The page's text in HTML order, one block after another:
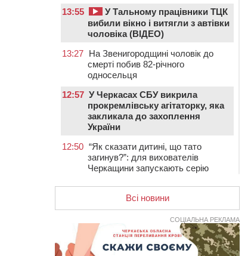
13:55
У Тальному працівники ТЦК
вибили вікно і витягли з автівки
чоловіка (ВІДЕО)
13:27 На Звенигородщині чоловік до
смерті побив 82-річного
односельця
12:57 У Черкасах СБУ викрила
прокремлівську агітаторку, яка
закликала до захоплення
України
12:50 “Як сказати дитині, що тато
загинув?”: для вихователів
Черкащини запускають серію
На Золотоніщині вже десяту
добу гасять пожежу торфу
11:35
Від 80 гривень за кілограм: в
Україні прогнозують стрибок цін на
гречку
Всі новини
СОЦІАЛЬНА РЕКЛАМА